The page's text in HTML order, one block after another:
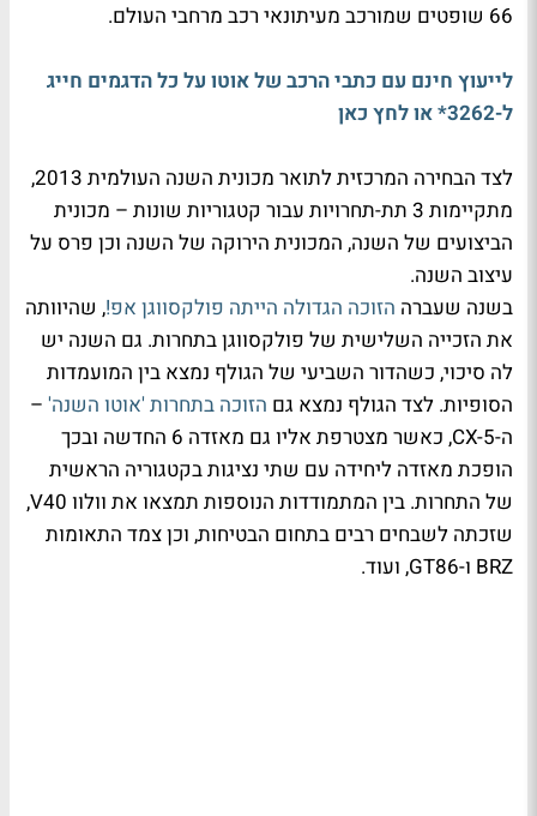
66 שופטים שמורכב מעיתונאי רכב מרחבי העולם.
לייעוץ חינם עם כתבי הרכב של אוטו על כל הדגמים חייג
ל-3262* או לחץ כאן
לצד הבחירה המרכזית לתואר מכונית השנה העולמית 2013,
מתקיימות 3 תת-תחרויות עבור קטגוריות שונות – מכונית
הביצועים של השנה, המכונית הירוקה של השנה וכן פרס על
עיצוב השנה.
בשנה שעברה הזוכה הגדולה הייתה פולקסווגן אפ!, שהיוותה
את הזכייה השלישית של פולקסווגן בתחרות. גם השנה יש
לה סיכוי, כשהדור השביעי של הגולף נמצא בין המועמדות
הסופיות. לצד הגולף נמצא גם הזוכה בתחרות 'אוטו השנה' –
ה-CX-5, כאשר מצטרפת אליו גם מאזדה 6 החדשה ובכך
הופכת מאזדה ליחידה עם שתי נציגות בקטגוריה הראשית
של התחרות. בין המתמודדות הנוספות תמצאו את וולוו V40,
שזכתה לשבחים רבים בתחום הבטיחות, וכן צמד התאומות
BRZ ו-GT86, ועוד.